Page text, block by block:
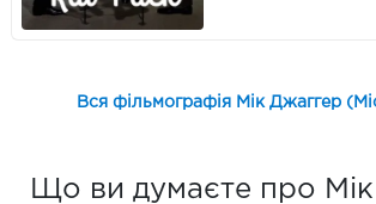
Вся фільмографія Мік Джаггер
Що ви думаєте про